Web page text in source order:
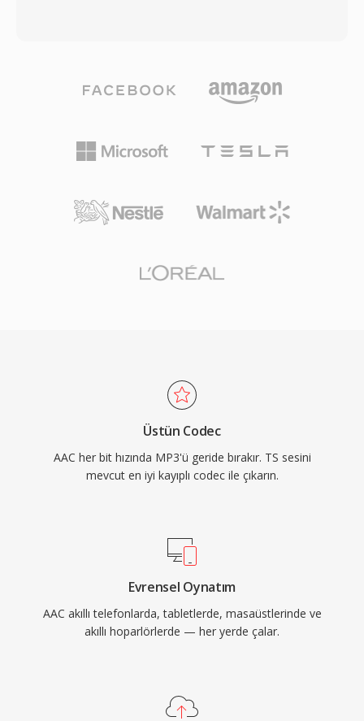
olarak MPEG-2 video, H.264 veya
HEVC&#039;yı AAC, AC-3 veya MPEG ses ile
standartları ile HTTP Live Streaming (HLS)
kullanılarak dünya çapında dijital televizyon
dağıtımının omurgasıdır. Dayanıklılık,
TS&#039;yı canlı yayın zincirleri ve dosya
ve zamansal gürültü şekillendirme ile
kullanır. AAC, Apple ekosisteminin (iTunes,
iPhone, iPad), YouTube&#039;un ve birçok akış
kullanılmaktadır. İlk avantajı mükemmel
yüksek kaliteli ses sunar. İkinci olarak, 8
firmaların geniş endüstriyel benimsemesi,
neredeyse tüm modern cihaz, tarayıcı ve
medya oynatıcının AAC içeriğini ek eklenti
gerektirmeden yerel olarak işlemesini sağlar.
Üstün Codec
AAC her bit hızında MP3'ü geride bırakır. TS sesini
mevcut en iyi kayıplı codec ile çıkarın.
Evrensel Oynatım
AAC akıllı telefonlarda, tabletlerde, masaüstlerinde ve
akıllı hoparlörlerde — her yerde çalar.